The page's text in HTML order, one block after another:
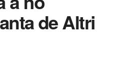
de Altri